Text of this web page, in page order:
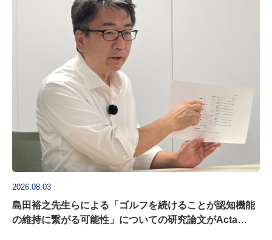
2026.08.03
島田裕之先生らによる「ゴルフを続けることが認知機能
の維持に繋がる可能性」についての研究論文がActa